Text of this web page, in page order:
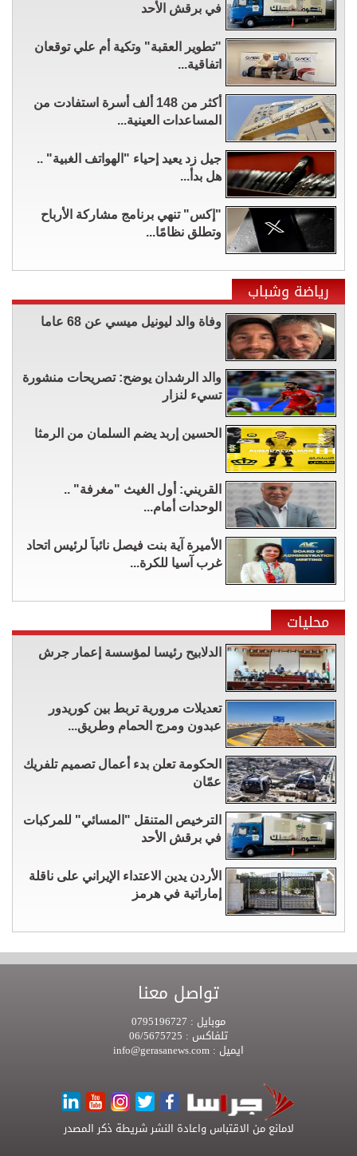
في برقش الأحد
"تطوير العقبة" وتكية أم علي توقعان
اتفاقية...
أكثر من 148 ألف أسرة استفادت من
المساعدات العينية...
جيل زد يعيد إحياء "الهواتف الغبية" ..
هل بدأ...
"إكس" تنهي برنامج مشاركة الأرباح
وتطلق نظامًا...
رياضة وشباب
وفاة والد ليونيل ميسي عن 68 عاما
والد الرشدان يوضح: تصريحات منشورة
تسيء لنزار
الحسين إربد يضم السلمان من الرمثا
القريني: أول الغيث "مغرفة" ..
الوحدات أمام...
الأميرة آية بنت فيصل نائباً لرئيس اتحاد
غرب آسيا للكرة...
محليات
الدلابيح رئيسا لمؤسسة إعمار جرش
تعديلات مرورية تربط بين كوريدور
عبدون ومرج الحمام وطريق...
الحكومة تعلن بدء أعمال تصميم تلفريك
عمّان
الترخيص المتنقل "المسائي" للمركبات
في برقش الأحد
الأردن يدين الاعتداء الإيراني على ناقلة
إماراتية في هرمز
تواصل معنا
موبايل :
تلفاكس :
ايميل :
لامانع من الاقتباس واعادة النشر شريطة ذكر المصدر